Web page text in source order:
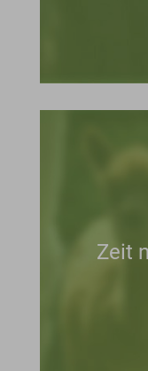
Zeit